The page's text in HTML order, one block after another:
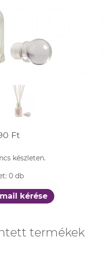
Ft
készleten.
0 db
kérése
termékek